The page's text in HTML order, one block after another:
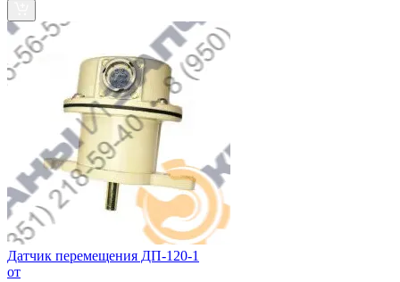
Датчик перемещения ДП-120-1
от